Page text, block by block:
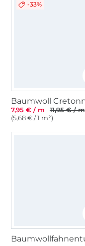
-33%
7,95 € / m
11,95 € / m
(5,68 € / 1 m²)